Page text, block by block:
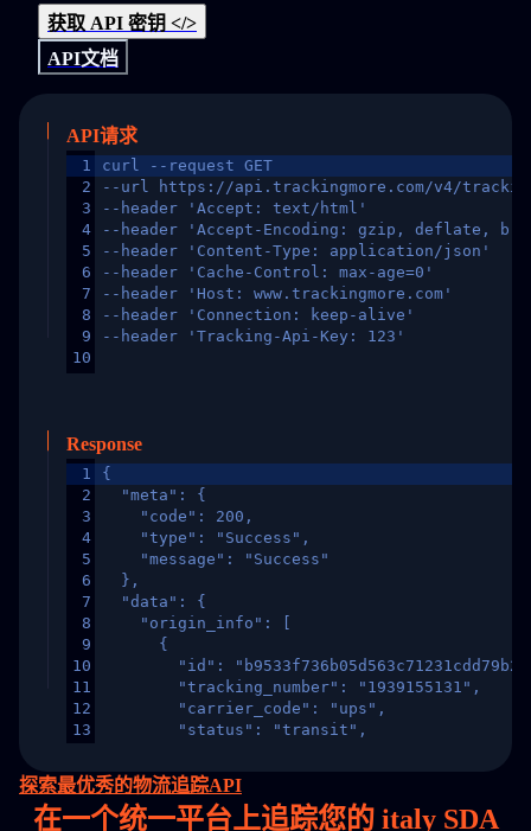
获取 API 密钥 </>
API文档
API请求
1
2
3
4
5
6
7
8
9
10
curl --request GET
--url https://api.trackingmore.com/v4/trackings/
--header 'Accept: text/html'
--header 'Accept-Encoding: gzip, deflate,
--header 'Content-Type: application/json'
--header 'Cache-Control: max-age=0'
--header 'Host: www.trackingmore.com'
--header 'Connection: keep-alive'
--header 'Tracking-Api-Key: 123'
Response
1
2
3
4
5
6
7
8
9
10
11
12
13
15
16
17
{
  "meta": {
    "code": 200,
    "type": "Success",
    "message": "Success"
  },
  "data": {
    "origin_info": [
      {
"id":
        "tracking_number": "1939155131",
        "carrier_code": "ups",
        "status": "transit",
"destination_country": "United
        "itemTimeLength": 2,
        "weblink": "",
探索最优秀的物流追踪API
在一个统一平台上追踪您的 italy SDA